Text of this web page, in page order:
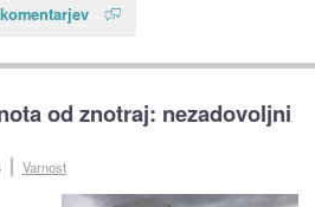
od znotraj: nezadovoljni
Varnost